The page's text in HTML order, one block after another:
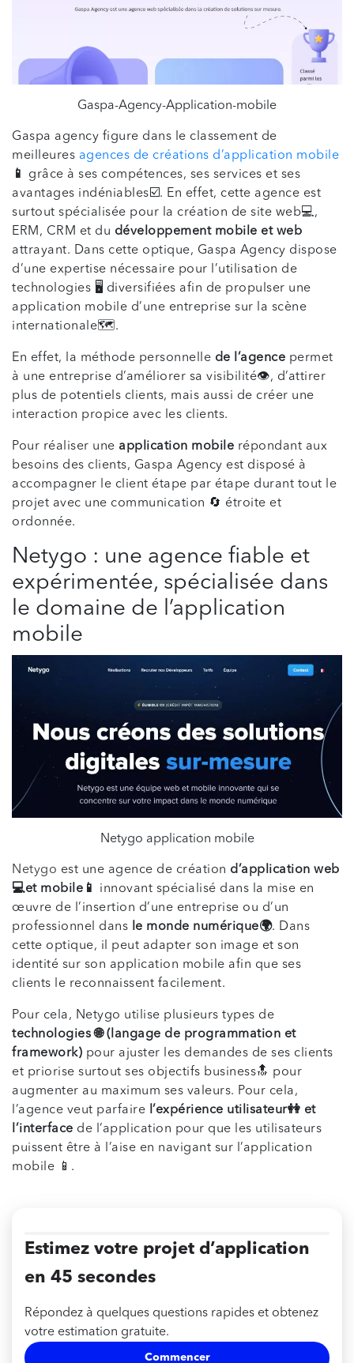
Gaspa-Agency-Application-mobile
Gaspa agency figure dans le classement de
meilleures agences de créations d’application mobile
📱
grâce à ses compétences, ses services et ses
avantages indéniables☑️. En effet, cette agence est
surtout spécialisée pour la création de site web💻,
ERM, CRM et du développement mobile et web
attrayant. Dans cette optique, Gaspa Agency dispose
d’une expertise nécessaire pour l’utilisation de
technologies 🖥️ diversifiées afin de propulser une
application mobile d’une entreprise sur la scène
internationale🗺️.
En effet, la méthode personnelle de l’agence permet
à une entreprise d’améliorer sa visibilité👁️, d’attirer
plus de potentiels clients, mais aussi de créer une
interaction propice avec les clients.
Pour réaliser une application mobile répondant aux
besoins des clients, Gaspa Agency est disposé à
accompagner le client étape par étape durant tout le
projet avec une communication 🔄 étroite et
ordonnée.
Netygo : une agence fiable et
expérimentée, spécialisée dans
le domaine de l’application
mobile
Netygo application mobile
Netygo est une agence de création d’application web
💻et mobile📱
innovant spécialisé dans la mise en
œuvre de l’insertion d’une entreprise ou d’un
professionnel dans
le monde numérique🌍. Dans
cette optique, il peut adapter son image et son
identité sur son application mobile afin que ses
clients le reconnaissent facilement.
Pour cela, Netygo utilise plusieurs types de
technologies 🌐 (langage de programmation et
framework) pour ajuster les demandes de ses clients
et priorise surtout ses objectifs business🔝 pour
augmenter au maximum ses valeurs. Pour cela,
l’agence veut parfaire l’expérience utilisateur👭 et
l’interface de l’application pour que les utilisateurs
puissent être à l’aise en navigant sur l’application
mobile 📱.
Estimez votre projet d’application
en 45 secondes
Répondez à quelques questions rapides et obtenez
votre estimation gratuite.
Commencer